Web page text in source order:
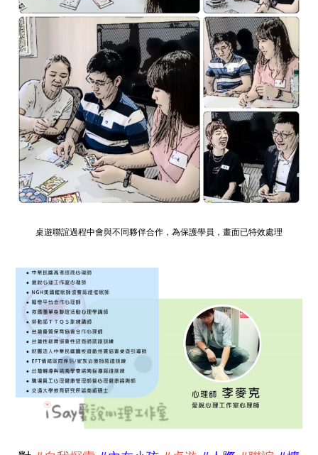
桌遊聯誼過程中會與不同夥伴合作，為保護學員，畫面已特效處理